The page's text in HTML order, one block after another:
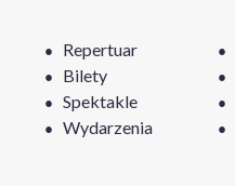
Repertuar
Bilety
Spektakle
Wydarzenia